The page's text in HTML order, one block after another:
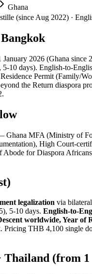
Ghana
(since Aug 2022) ·
2026 (Ghana
10 days). English-to-
Permit
the Return diaspora
MFA (Ministry of
High Court-
for Diaspora
legalization via
5-10 days. English-to-
worldwide, Year of
. Pricing THB 4,100 single
(from 1